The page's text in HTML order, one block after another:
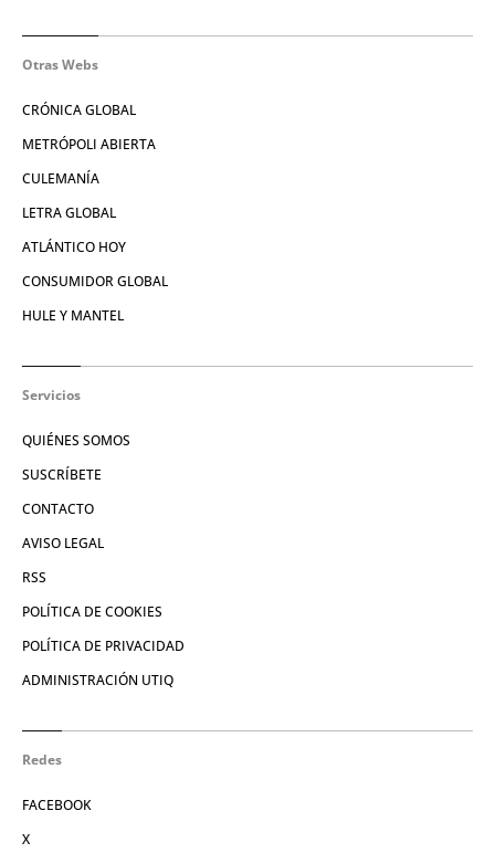
Otras Webs
CRÓNICA GLOBAL
METRÓPOLI ABIERTA
CULEMANÍA
LETRA GLOBAL
ATLÁNTICO HOY
CONSUMIDOR GLOBAL
HULE Y MANTEL
Servicios
QUIÉNES SOMOS
SUSCRÍBETE
CONTACTO
AVISO LEGAL
RSS
POLÍTICA DE COOKIES
POLÍTICA DE PRIVACIDAD
ADMINISTRACIÓN UTIQ
Redes
FACEBOOK
X